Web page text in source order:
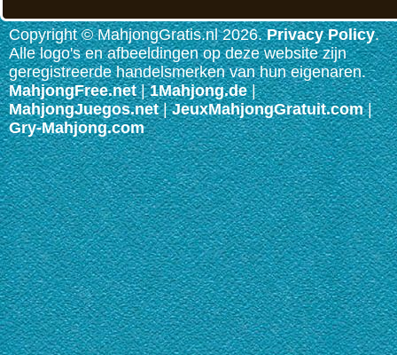
Copyright © MahjongGratis.nl 2026.Privacy Policy.
Alle logo's en afbeeldingen op deze website zijn
geregistreerde handelsmerken van hun eigenaren.
MahjongFree.net|1Mahjong.de|
MahjongJuegos.net|JeuxMahjongGratuit.com|
Gry-Mahjong.com